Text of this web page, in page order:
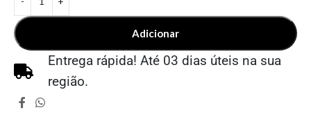
Adicionar
Entrega rápida! Até 03 dias úteis na sua
região.